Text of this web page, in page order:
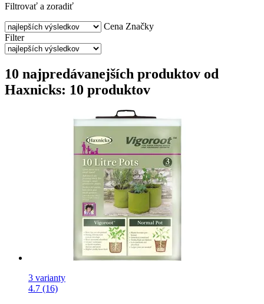
Filtrovať a zoradiť
Cena Značky
Filter
10 najpredávanejších produktov od
Haxnicks: 10 produktov
3 varianty
4.7 (16)